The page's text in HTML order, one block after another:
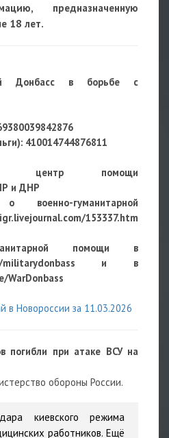
предназначенную
18 лет.
Донбасс в борьбе с
410014744876811
центр помощи
и ДНР
гуманитарной
153337.htm
помощи в
militarydonbass и в
WarDonbass
в Новороссии за 11.03.2026
погибли при атаке ВСУ на
обороны России.
киевского режима
работников. Ещё